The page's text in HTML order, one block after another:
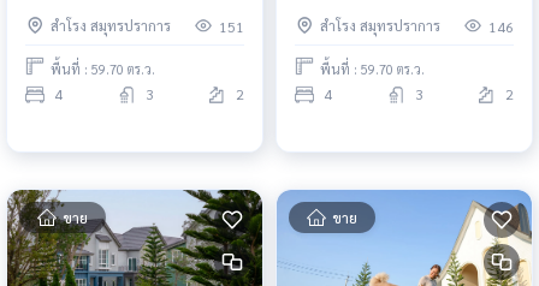
รกษา ครบจบในที่เดียว บ้านสวย
พร้อมอยู่จากแสนสิริ เริ่มเพียง 7.59
ลบ. 📞 061-6161426 | 065-
4496399 💚 LINE: @wsrcondo
สำโรง สมุทรปราการ 151
พื้นที่ : 59.70 ตร.ว.
4 3 2
📞 061-6161426 | 065-4496399
💚 LINE: @wsrcondo
สำโรง สมุทรปราการ 146
พื้นที่ : 59.70 ตร.ว.
4 3 2
ขาย ขาย